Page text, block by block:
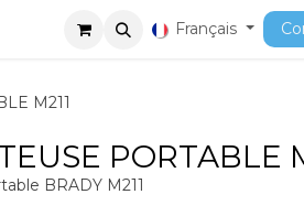
Recrutement Cours Français
M211
PORTABLE
BRADY M211